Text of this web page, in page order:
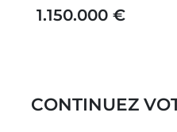
dans l'un des quartiers
1.150.000 €
CONTINUEZ